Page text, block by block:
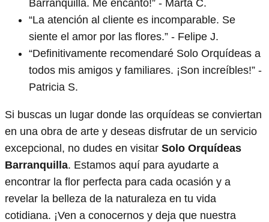
Barranquilla. Me encantó!” - Marta C.
“La atención al cliente es incomparable. Se
siente el amor por las flores.” - Felipe J.
“Definitivamente recomendaré Solo Orquídeas a
todos mis amigos y familiares. ¡Son increíbles!” -
Patricia S.
Si buscas un lugar donde las orquídeas se conviertan
en una obra de arte y deseas disfrutar de un servicio
excepcional, no dudes en visitar Solo Orquídeas
Barranquilla. Estamos aquí para ayudarte a
encontrar la flor perfecta para cada ocasión y a
revelar la belleza de la naturaleza en tu vida
cotidiana. ¡Ven a conocernos y deja que nuestra